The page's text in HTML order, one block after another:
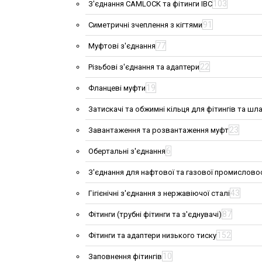
З'єднання CAMLOCK та фітинги IBC 103
Симетричні зчеплення з кігтями 91
Муфтові з'єднання 77
Різьбові з'єднання та адаптери 22
Фланцеві муфти 19
Затискачі та обжимні кільця для фітингів та
Завантаження та розвантаження муфт23
Обертальні з'єднання 6
З'єднання для нафтової та газової
Гігієнічні з'єднання з нержавіючої сталі43
Фітинги (трубні фітинги та з'єднувачі) 87
Фітинги та адаптери низького тиску 152
Заповнення фітингів 10